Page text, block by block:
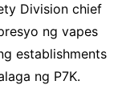
Division chief
ng vapes
establishments
ng P7K.